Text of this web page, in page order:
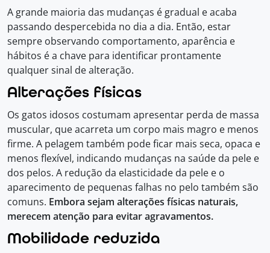
A grande maioria das mudanças é gradual e acaba
passando despercebida no dia a dia. Então, estar
sempre observando comportamento, aparência e
hábitos é a chave para identificar prontamente
qualquer sinal de alteração.
Alterações físicas
Os gatos idosos costumam apresentar perda de massa
muscular, que acarreta um corpo mais magro e menos
firme. A pelagem também pode ficar mais seca, opaca e
menos flexível, indicando mudanças na saúde da pele e
dos pelos. A redução da elasticidade da pele e o
aparecimento de pequenas falhas no pelo também são
comuns. Embora sejam alterações físicas naturais,
merecem atenção para evitar agravamentos.
Mobilidade reduzida